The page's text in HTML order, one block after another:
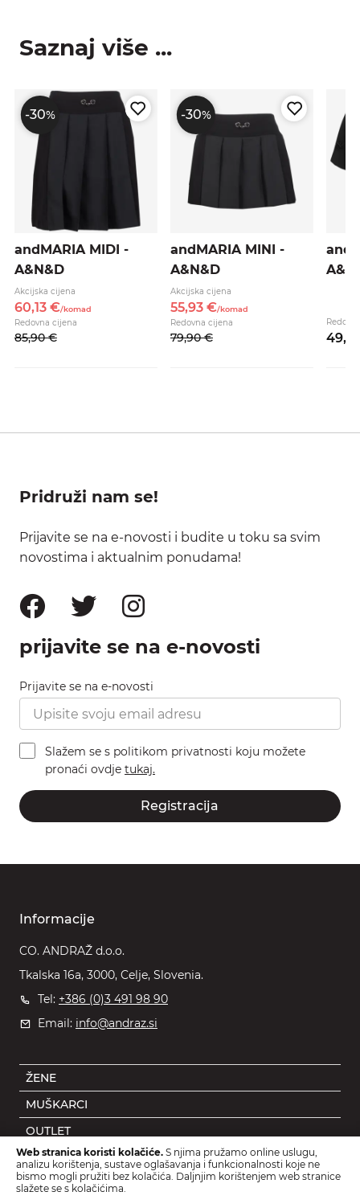
Saznaj više ...
-30%
andMARIA MIDI -
A&N&D
Akcijska cijena
60,13 €/komad
Redovna cijena
85,90 €
-30%
andMARIA MINI -
A&N&D
Akcijska cijena
55,93 €/komad
Redovna cijena
79,90 € 49,
Pridruži nam se!
Prijavite se na e-novosti i budite u toku sa svim
novostima i aktualnim ponudama!
prijavite se na e-novosti
Prijavite se na e-novosti
Slažem se s politikom privatnosti koju možete
pronaći ovdje tukaj.
Registracija
Informacije
CO. ANDRAŽ d.o.o.
Tkalska 16a, 3000, Celje, Slovenia.
Tel: +386 (0)3 491 98 90
Email: info@andraz.si
ŽENE
MUŠKARCI
OUTLET
DJECA
DODACI
Web stranica koristi kolačiće. S njima pružamo online uslugu,
analizu korištenja, sustave oglašavanja i funkcionalnosti koje ne
bismo mogli pružiti bez kolačića. Daljnjim korištenjem web stranice
slažete se s kolačićima.